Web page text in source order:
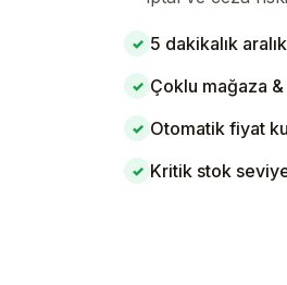
✓ 5 dakikalık
✓ Çoklu mağaza
✓ Otomatik fiyat
✓ Kritik stok